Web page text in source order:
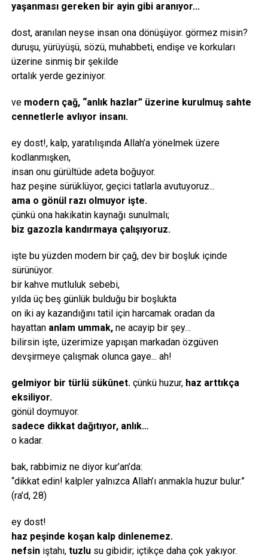
yaşanması gereken bir ayin gibi aranıyor...
dost, aranılan neyse insan ona dönüşüyor. görmez misin?
duruşu, yürüyüşü, sözü, muhabbeti, endişe ve korkuları
üzerine sinmiş bir şekilde
ortalık yerde geziniyor.
vemodern çağ, “anlık hazlar” üzerine kurulmuş sahte
cennetlerle avlıyor insanı.
ey dost!, kalp, yaratılışında Allah’a yönelmek üzere
kodlanmışken,
insan onu gürültüde adeta boğuyor.
haz peşine sürüklüyor, geçici tatlarla avutuyoruz...
ama o gönül razı olmuyor işte.
çünkü ona hakikatin kaynağı sunulmalı;
biz gazozla kandırmaya çalışıyoruz.
işte bu yüzden modern bir çağ, dev bir boşluk içinde
sürünüyor.
bir kahve mutluluk sebebi,
yılda üç beş günlük bulduğu bir boşlukta
on iki ay kazandığını tatil için harcamak oradan da
hayattananlam ummak, ne acayip bir şey…
bilirsin işte, üzerimize yapışan markadan özgüven
devşirmeye çalışmak olunca gaye... ah!
gelmiyor bir türlü sükûnet. çünkü huzur, haz arttıkça
eksiliyor.
gönül doymuyor.
sadece dikkat dağıtıyor, anlık…
o kadar.
bak, rabbimiz ne diyor kur’an’da:
“dikkat edin! kalpler yalnızca Allah’ı anmakla huzur bulur.”
(ra’d, 28)
ey dost!
haz peşinde koşan kalp dinlenemez.
nefsin iştahı, tuzlu su gibidir; içtikçe daha çok yakıyor.